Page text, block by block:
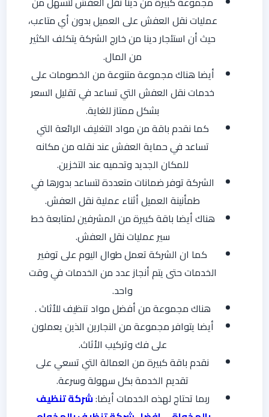
عمليات نقل العفش على العميل بدون أي متاعب،
حيث أن استئجار دينا من خارج الشركة يتكلف الكثير
من المال.
أيضا هناك مجموعة متنوعة من الخصومات على
خدمات نقل العفش التي تساعد في تقليل السعر
بشكل ممتاز للغاية.
كما نقدم باقة من مواد التغليف الرائعة التي
تساعد في حماية العفش عند نقله من مكانه
للمكان الجديد وتحميه عند التخزين.
الشركة توفر ضمانات متعددة لتساعد بدورها في
طمأنينة العميل أثناء عملية نقل العفش.
هناك أيضا باقة كبيرة من المشرفين لمتابعة خط
سير عمليات نقل العفش.
كما ان الشركة تعمل طوال اليوم على توفير
الخدمات حتى يتم أنجاز عدد من الخدمات في وقت
واحد.
هناك مجموعة من أفضل مواد تنظيف للأثاث .
أيضا يتوافر مجموعة من النجارين الذين يعملون
على فك وتركيب الأثاث.
نقدم باقة كبيرة من العمالة التي تسعي على
تقديم الخدمة بكل سهولة وسرعة.
ربما تحتاج لهذه الخدمات أيضا:شركة تنظيف